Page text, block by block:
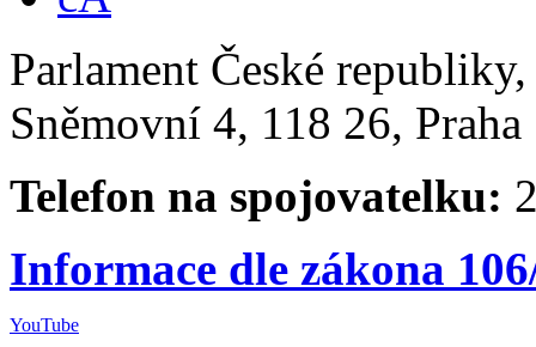
Parlament České
Sněmovní 4, 118 26,
Telefon na spojovatelku:
Informace dle zákona
YouTube